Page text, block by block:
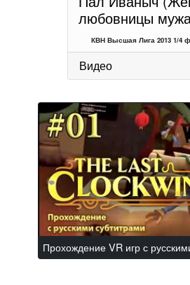
любовницы
КВН Высшая Лига 2013 1/4
Видео
Прохождение VR игр с